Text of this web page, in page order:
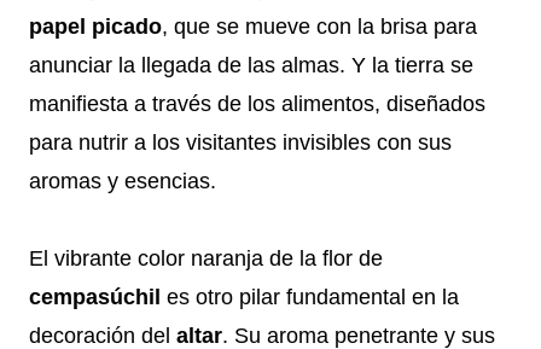
papel picado, que se mueve con la brisa para
anunciar la llegada de las almas. Y la tierra se
manifiesta a través de los alimentos, diseñados
para nutrir a los visitantes invisibles con sus
aromas y esencias.
El vibrante color naranja de la flor de
cempasúchil es otro pilar fundamental en la
decoración del altar. Su aroma penetrante y sus